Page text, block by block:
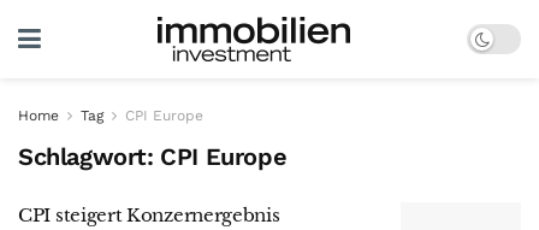
Home Tag CPI Europe
Schlagwort: CPI Europe
CPI steigert Konzernergebnis